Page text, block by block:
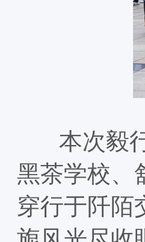
本次毅行
黑茶学校、
穿行于阡陌